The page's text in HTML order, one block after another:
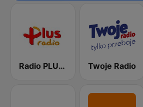
Radio PLUS Gniezno Twoje Radio